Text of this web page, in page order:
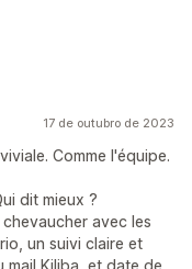
17 de outubro de 2023
Comme l'équipe.
dit mieux ?
avec les
un suivi claire et